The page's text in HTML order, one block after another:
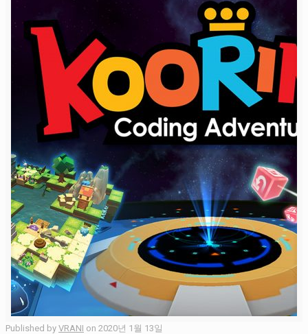
Published by VRANI on 2020년 1월 13일